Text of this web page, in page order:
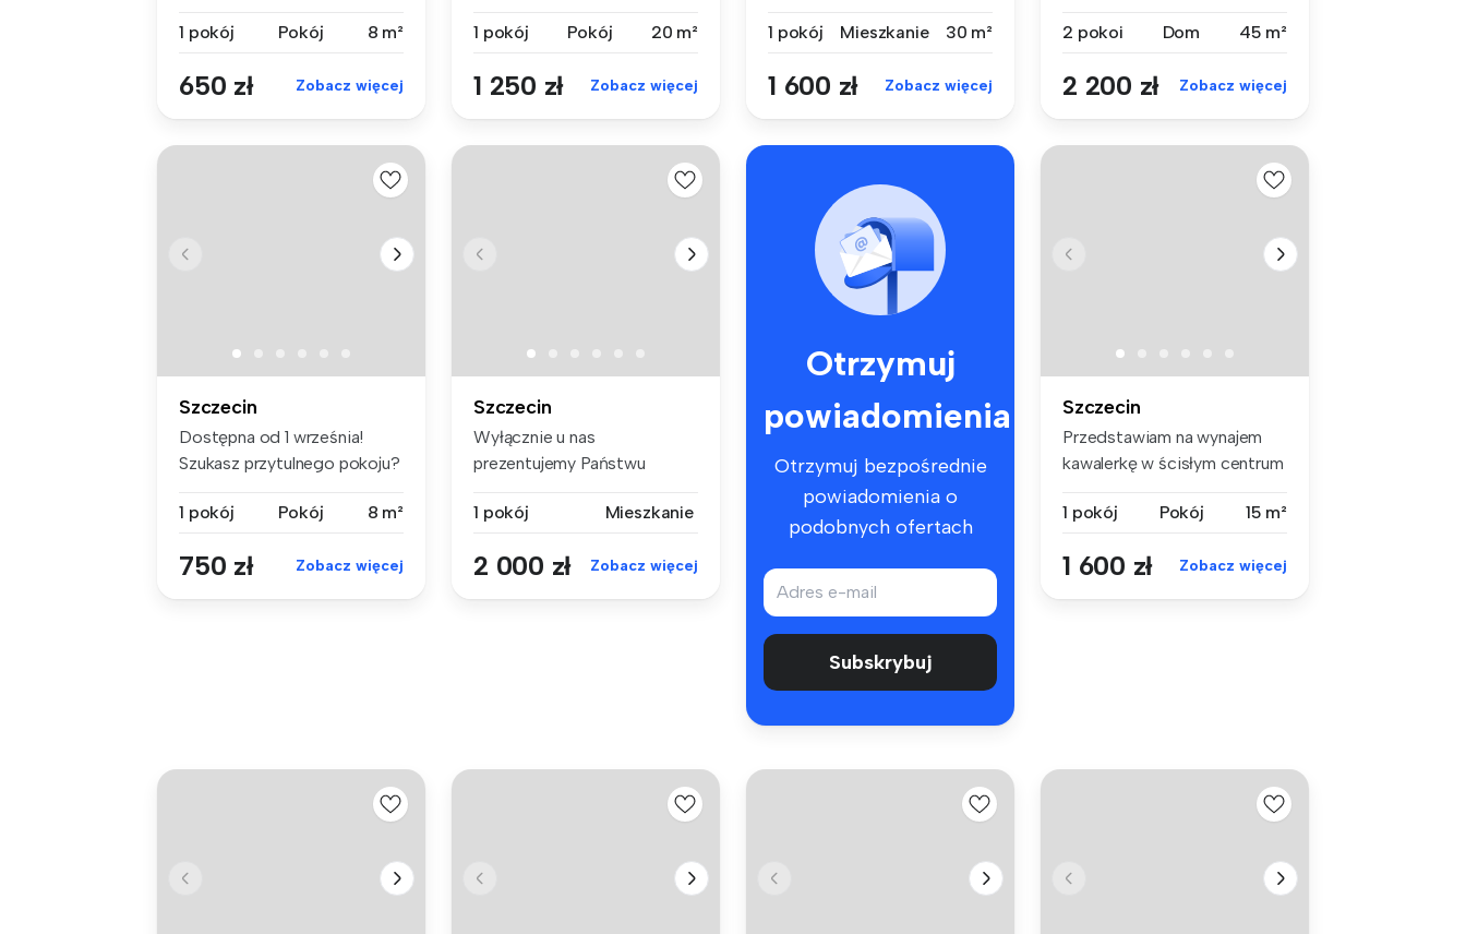
1 pokój
Pokój 8 m²
650 zł Zobacz więcej
1 pokój
Pokój 20 m²
1 250 zł Zobacz więcej
1 pokój
Mieszkanie 30 m²
1 600 zł Zobacz więcej
2 pokoi
Dom 45 m²
2 200 zł Zobacz więcej
Szczecin
Dostępna od 1 września!
Szukasz przytulnego pokoju?
1 pokój
Pokój 8 m²
750 zł Zobacz więcej
Szczecin
Wyłącznie u nas
prezentujemy Państwu
1 pokój
Mieszkanie
2 000 zł Zobacz więcej
Otrzymuj
powiadomienia
Otrzymuj bezpośrednie
powiadomienia o
podobnych ofertach
Subskrybuj
Szczecin
Przedstawiam na wynajem
kawalerkę w ścisłym centrum
1 pokój
Pokój 15 m²
1 600 zł Zobacz więcej